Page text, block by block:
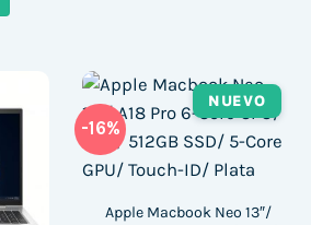
-16%
NUEVO
Apple Macbook Neo 13″/